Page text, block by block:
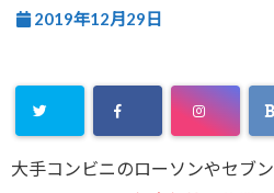
2019年12月29日
大手コンビニのローソンやセブ